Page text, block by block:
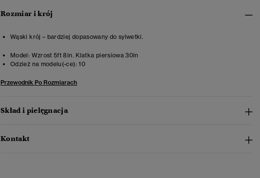
Rozmiar i krój
Wąski krój – bardziej dopasowany do sylwetki.
Model: Wzrost 5ft 8in. Klatka piersiowa 30in
Odzież na modelu(-ce): 10
Przewodnik Po Rozmiarach
Skład i pielęgnacja
Kontakt